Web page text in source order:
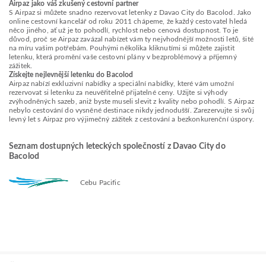
Airpaz jako váš zkušený cestovní partner
S Airpaz si můžete snadno rezervovat letenky z Davao City do Bacolod. Jako
online cestovní kancelář od roku 2011 chápeme, že každý cestovatel hledá
něco jiného, ať už je to pohodlí, rychlost nebo cenová dostupnost. To je
důvod, proč se Airpaz zavázal nabízet vám ty nejvhodnější možnosti letů, šité
na míru vašim potřebám. Pouhými několika kliknutími si můžete zajistit
letenku, která promění vaše cestovní plány v bezproblémový a příjemný
zážitek.
Získejte nejlevnější letenku do Bacolod
Airpaz nabízí exkluzivní nabídky a speciální nabídky, které vám umožní
rezervovat si letenku za neuvěřitelně přijatelné ceny. Užijte si výhody
zvýhodněných sazeb, aniž byste museli slevit z kvality nebo pohodlí. S Airpaz
nebylo cestování do vysněné destinace nikdy jednodušší. Zarezervujte si svůj
levný let s Airpaz pro výjimečný zážitek z cestování a bezkonkurenční úspory.
Seznam dostupných leteckých společností z Davao City do
Bacolod
Cebu Pacific